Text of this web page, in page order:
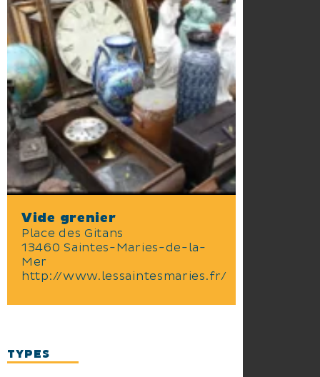
Vide grenier
Place des Gitans
13460 Saintes-Maries-de-la-
Mer
http://www.lessaintesmaries.fr/
TYPES